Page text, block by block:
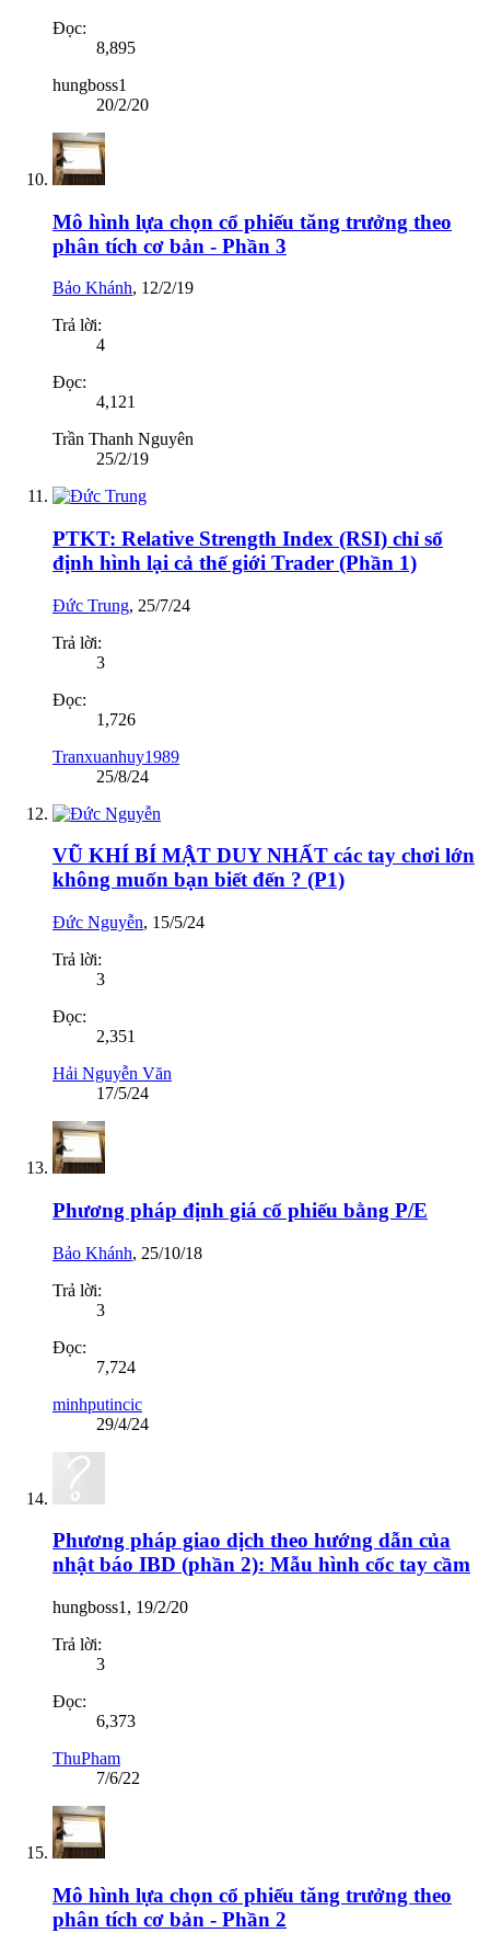
Đọc:
8,895
hungboss1
20/2/20
Mô hình lựa chọn cổ phiếu tăng trưởng theo
phân tích cơ bản - Phần 3
Bảo Khánh, 12/2/19
Trả lời:
4
Đọc:
4,121
Trần Thanh Nguyên
25/2/19
PTKT: Relative Strength Index (RSI) chỉ số
định hình lại cả thế giới Trader (Phần 1)
Đức Trung, 25/7/24
Trả lời:
3
Đọc:
1,726
Tranxuanhuy1989
25/8/24
VŨ KHÍ BÍ MẬT DUY NHẤT các tay chơi lớn
không muốn bạn biết đến ? (P1)
Đức Nguyễn, 15/5/24
Trả lời:
3
Đọc:
2,351
Hải Nguyễn Văn
17/5/24
Phương pháp định giá cổ phiếu bằng P/E
Bảo Khánh, 25/10/18
Trả lời:
3
Đọc:
7,724
minhputincic
29/4/24
Phương pháp giao dịch theo hướng dẫn của
nhật báo IBD (phần 2): Mẫu hình cốc tay cầm
hungboss1 , 19/2/20
Trả lời:
3
Đọc:
6,373
ThuPham
7/6/22
Mô hình lựa chọn cổ phiếu tăng trưởng theo
phân tích cơ bản - Phần 2